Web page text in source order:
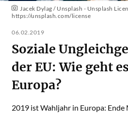
Jacek Dylag / Unsplash - Unsplash
https://unsplash.com/license
06.02.2019
Soziale
der EU: Wie geht
Europa?
2019 ist Wahljahr in Europa: Ende